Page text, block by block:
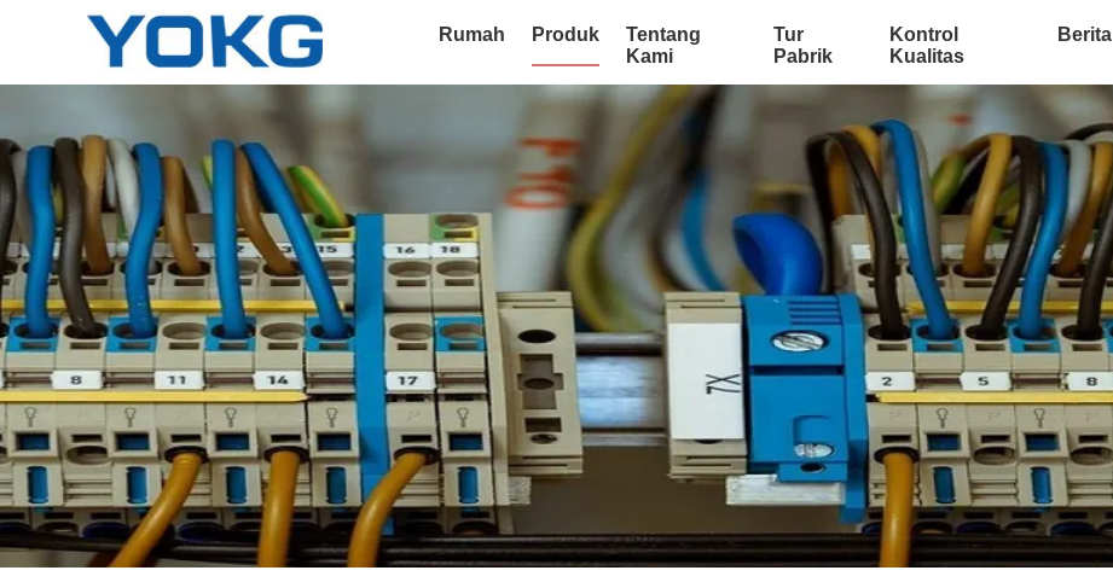
Rumah Produk
Tentang
Kami
Tur
Pabrik
Kontrol
Kualitas
Berita